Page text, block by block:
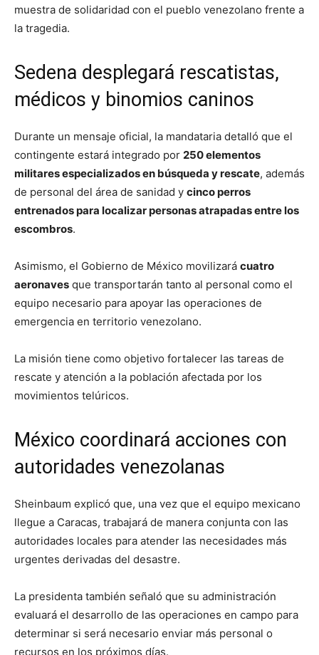
muestra de solidaridad con el pueblo venezolano frente a
la tragedia.
Sedena desplegará rescatistas,
médicos y binomios caninos
Durante un mensaje oficial, la mandataria detalló que el
contingente estará integrado por 250 elementos
militares especializados en búsqueda y rescate, además
de personal del área de sanidad y cinco perros
entrenados para localizar personas atrapadas entre los
escombros.
Asimismo, el Gobierno de México movilizará cuatro
aeronaves que transportarán tanto al personal como el
equipo necesario para apoyar las operaciones de
emergencia en territorio venezolano.
La misión tiene como objetivo fortalecer las tareas de
rescate y atención a la población afectada por los
movimientos telúricos.
México coordinará acciones con
autoridades venezolanas
Sheinbaum explicó que, una vez que el equipo mexicano
llegue a Caracas, trabajará de manera conjunta con las
autoridades locales para atender las necesidades más
urgentes derivadas del desastre.
La presidenta también señaló que su administración
evaluará el desarrollo de las operaciones en campo para
determinar si será necesario enviar más personal o
recursos en los próximos días.